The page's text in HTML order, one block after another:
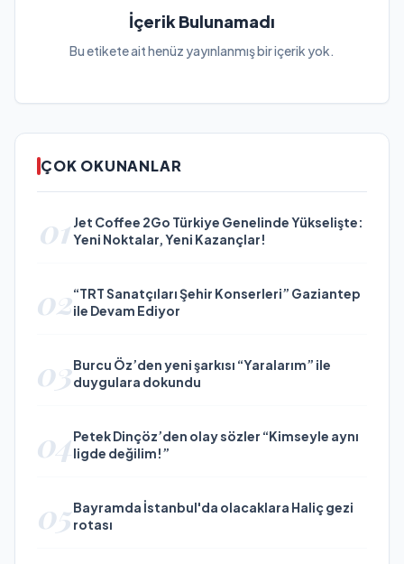
İçerik Bulunamadı
Bu etikete ait henüz yayınlanmış bir içerik yok.
ÇOK OKUNANLAR
01 Jet Coffee 2Go Türkiye Genelinde Yükselişte:
Yeni Noktalar, Yeni Kazançlar!
02“TRT Sanatçıları Şehir Konserleri” Gaziantep
ile Devam Ediyor
03Burcu Öz’den yeni şarkısı “Yaralarım” ile
duygulara dokundu
04Petek Dinçöz’den olay sözler “Kimseyle aynı
ligde değilim!”
05Bayramda İstanbul'da olacaklara Haliç gezi
rotası